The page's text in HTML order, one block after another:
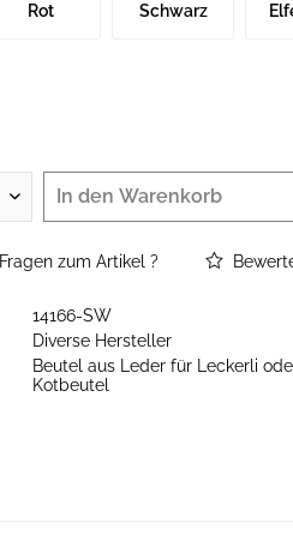
Rot Schwarz
In den Warenkorb
Fragen zum Artikel ?
14166-SW
Diverse Hersteller
Beutel aus Leder für Leckerli
Kotbeutel